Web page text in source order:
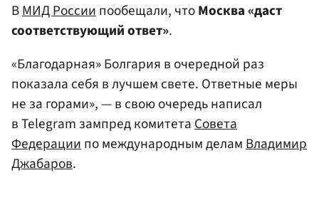
ВМИД Россиипообещали, чтоМосква «даст
соответствующий ответ».
«Благодарная» Болгария в очередной раз
показала себя в лучшем свете. Ответные меры
не за горами», — в свою очередь написал
в Telegram зампред комитетаСовета
Федерациипо международным деламВладимир
Джабаров.